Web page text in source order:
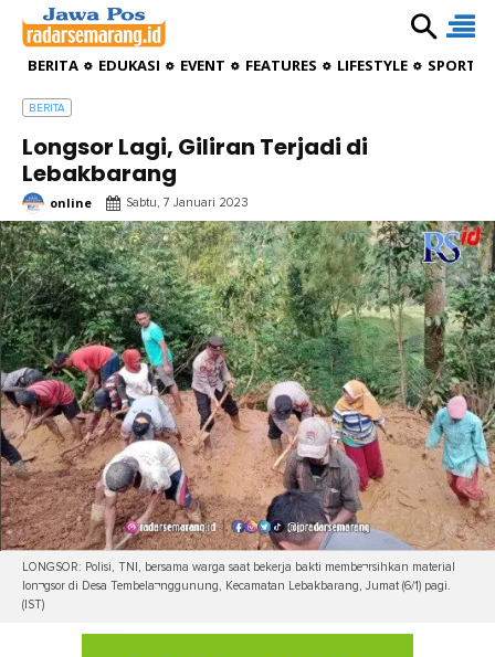
BERITA EDUKASI EVENT FEATURES LIFESTYLE
BERITA
Longsor Lagi, Giliran Terjadi di
Lebakbarang
online Sabtu, 7 Januari 2023
LONGSOR: Polisi, TNI, bersama warga saat bekerja bakti membe¬rsihkan material
lon¬gsor di Desa Tembela¬nggunung, Kecamatan Lebakbarang, Jumat (6/1) pagi.
(IST)